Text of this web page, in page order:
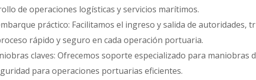
de operaciones logísticas y servicios marítimos.
práctico: Facilitamos el ingreso y salida de autoridades,
rápido y seguro en cada operación portuaria.
claves: Ofrecemos soporte especializado para
para operaciones portuarias eficientes.